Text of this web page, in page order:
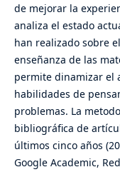
de mejorar la
analiza el estado
han realizado sobre
enseñanza de las
permite dinamizar el
habilidades de
problemas. La
bibliográfica de
últimos cinco años
Google Academic,